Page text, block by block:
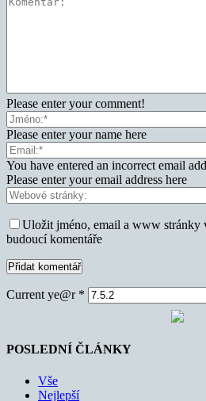
Please enter your comment!
Please enter your name here
You have entered an incorrect email
Please enter your email address here
Uložit jméno, email a www stránky
budoucí komentáře
Current ye@r *
POSLEDNÍ ČLÁNKY
Vše
Nejlepší